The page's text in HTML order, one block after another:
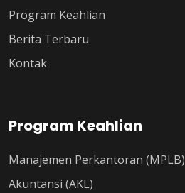
Program Keahlian
Berita Terbaru
Kontak
Program Keahlian
Manajemen Perkantoran (MPLB)
Akuntansi (AKL)